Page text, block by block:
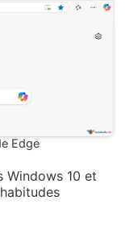
Edge
Windows 10 et